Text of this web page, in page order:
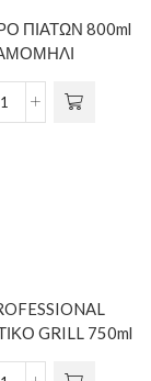
ΠΙΑΤΩΝ 800ml
GRILL 750ml